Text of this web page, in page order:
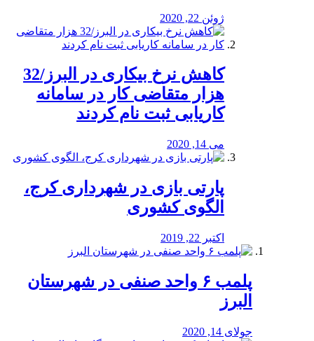
ژوئن 22, 2020
کاهش نرخ بیکاری در البرز/32
هزار متقاضی کار در سامانه
کاریابی ثبت نام کردند
می 14, 2020
پارتی بازی در شهرداری کرج،
الگوی کشوری
اکتبر 22, 2019
پلمب ۶ واحد صنفی در شهرستان
البرز
جولای 14, 2020